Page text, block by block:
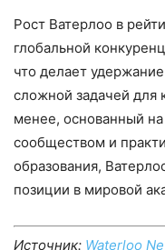
Рост Ватерлоо в
глобальной
что делает
сложной задачей для
менее, основанный
сообществом и
образования,
позиции в мировой
Источник: Waterloo